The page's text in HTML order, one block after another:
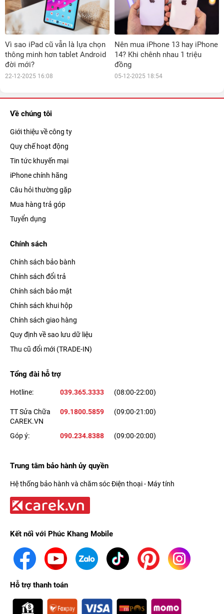
Vì sao iPad cũ vẫn là lựa chọn
thông minh hơn tablet Android
đời mới?
22-12-2025 16:08
Nên mua iPhone 13 hay iPhone
14? Khi chênh nhau 1 triệu
đồng
05-12-2025 18:54
Về chúng tôi
Giới thiệu về công ty
Quy chế hoạt động
Tin tức khuyến mại
iPhone chính hãng
Câu hỏi thường gặp
Mua hàng trả góp
Tuyển dụng
Chính sách
Chính sách bảo bành
Chính sách đổi trả
Chính sách bảo mật
Chính sách khui hộp
Chính sách giao hàng
Quy định về sao lưu dữ liệu
Thu cũ đổi mới (TRADE-IN)
Tổng đài hỗ trợ
Hotline: 039.365.3333 (08:00-22:00)
TT Sửa Chữa
CAREK.VN
09.1800.5859 (09:00-21:00)
Góp ý: 090.234.8388 (09:00-20:00)
Trung tâm bảo hành ủy quyền
Hệ thống bảo hành và chăm sóc Điện thoại - Máy tính
Kết nối với Phúc Khang Mobile
Hỗ trợ thanh toán